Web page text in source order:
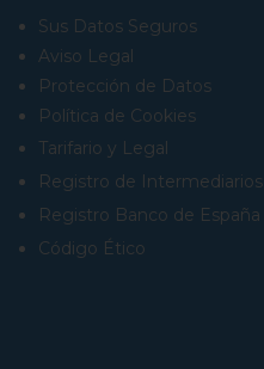
Sus Datos Seguros
Aviso Legal
Protección de Datos
Política de Cookies
Tarifario y Legal
Registro de Intermediarios
Registro Banco de España
Código Ético